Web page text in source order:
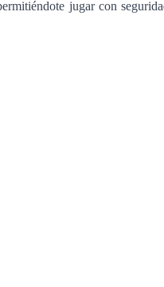
jugar con